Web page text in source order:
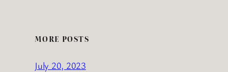
MORE POSTS
July 20, 2023